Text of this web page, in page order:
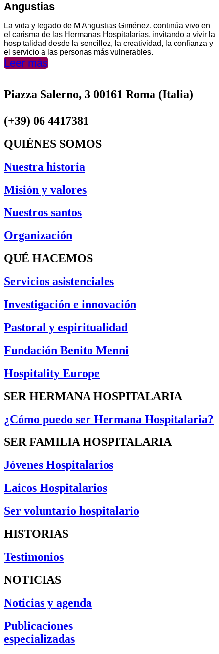
Angustias
La vida y legado de M Angustias Giménez, continúa vivo en
el carisma de las Hermanas Hospitalarias, invitando a vivir la
hospitalidad desde la sencillez, la creatividad, la confianza y
el servicio a las personas más vulnerables.
Leer más
Piazza Salerno, 3 00161 Roma (Italia)
(+39) 06 4417381
QUIÉNES SOMOS
Nuestra historia
Misión y valores
Nuestros santos
Organización
QUÉ HACEMOS
Servicios asistenciales
Investigación e innovación
Pastoral y espiritualidad
Fundación Benito Menni
Hospitality Europe
SER HERMANA HOSPITALARIA
¿Cómo puedo ser Hermana Hospitalaria?
SER FAMILIA HOSPITALARIA
Jóvenes Hospitalarios
Laicos Hospitalarios
Ser voluntario hospitalario
HISTORIAS
Testimonios
NOTICIAS
Noticias y agenda
Publicaciones
especializadas